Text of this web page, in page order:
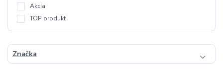
Akcia
TOP produkt
Značka